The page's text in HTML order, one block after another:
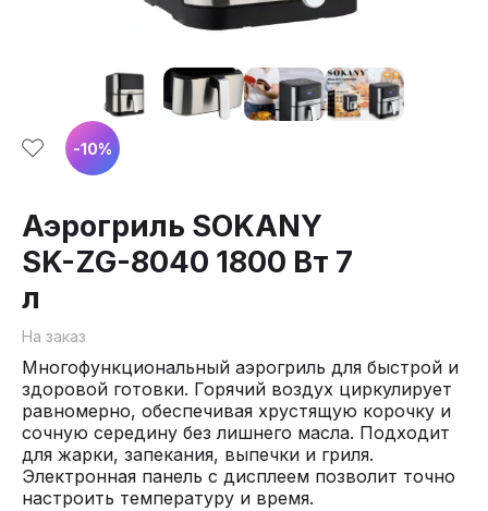
Аэрогриль SOKANY
SK-ZG-8040 1800 Вт 7
л
На заказ
Многофункциональный аэрогриль для быстрой и
здоровой готовки. Горячий воздух циркулирует
равномерно, обеспечивая хрустящую корочку и
сочную середину без лишнего масла. Подходит
для жарки, запекания, выпечки и гриля.
Электронная панель с дисплеем позволит точно
настроить температуру и время.
-10%